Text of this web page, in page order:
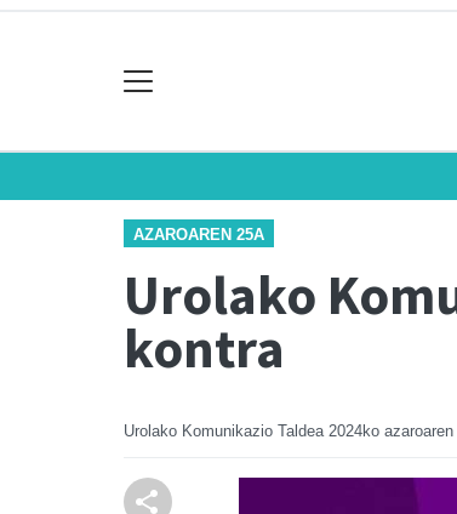
AZAROAREN 25A
Urolako
kontra
Urolako Komunikazio Taldea 2024ko azaroaren